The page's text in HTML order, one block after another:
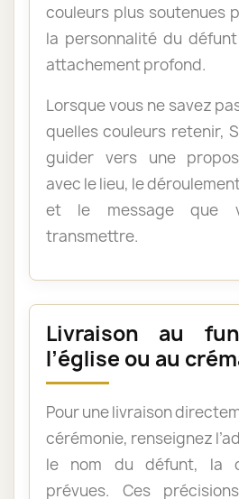
couleurs plus soutenues
la personnalité du
attachement profond.
Lorsque vous ne savez
quelles couleurs retenir,
guider vers une
avec le lieu, le
et le message que
transmettre.
Livraison au
l’église ou au
Pour une livraison
cérémonie, renseignez
le nom du défunt, la
prévues. Ces